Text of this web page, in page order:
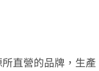
直營的品牌，生產